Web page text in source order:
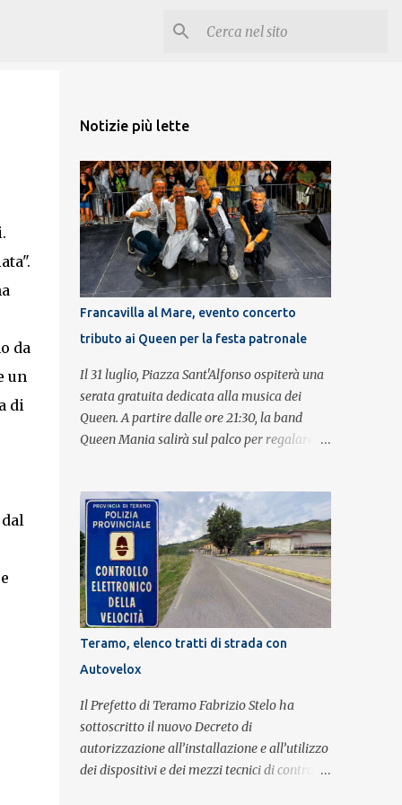
da
un
di
Notizie più lette
Francavilla al Mare, evento concerto
tributo ai Queen per la festa patronale
Il 31 luglio, Piazza Sant'Alfonso ospiterà una
serata gratuita dedicata alla musica dei
Queen. A partire dalle ore 21:30, la band
Queen Mania salirà sul palco per regalare al
britannica. Nati nel 2007 e riconosciuti come
l'omaggio definitivo alla leggenda dei
Queen, i componenti della band portano
avanti con grande successo la passione e
l'energia del celebre gruppo. Lo spettacolo si
inserisce nell'ambito dei festeggiamenti in
onore di Sant'Alfonso, il santo patrono della
città. La formazione sul palco è composta da
Simone Fortuna alla batteria e voce, Fabrizio
Palermo al basso e voce, Tiziano Giampieri
alla chitarra e voce, e Salvo Vinci alla voce.
Salvo Vinci è la voce scelta direttamente da
Brian May e Roger Taylor per il musical We
Teramo, elenco tratti di strada con
Autovelox
Il Prefetto di Teramo Fabrizio Stelo ha
sottoscritto il nuovo Decreto di
autorizzazione all’installazione e all’utilizzo
dei dispositivi e dei mezzi tecnici di controllo